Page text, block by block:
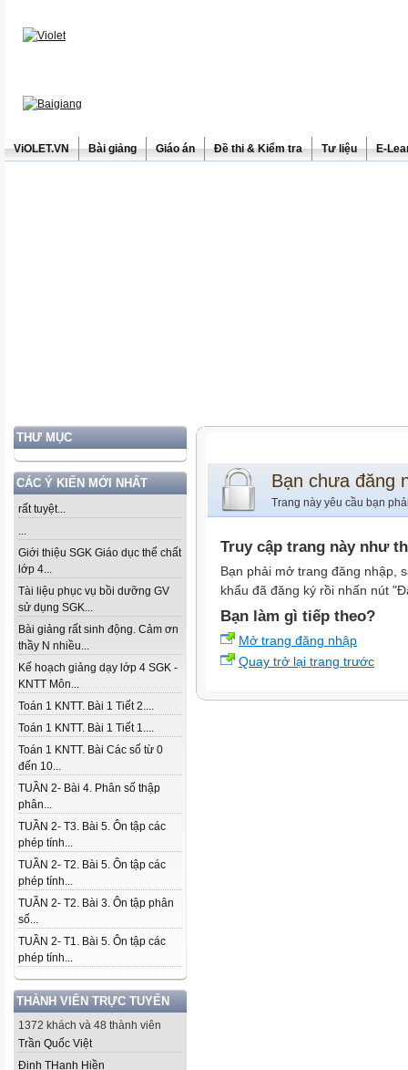
ViOLET.VN Bài giảng Giáo án Đề thi & Kiểm tra Tư liệu E-
THƯ MỤC
CÁC Ý KIẾN MỚI NHẤT
rất tuyệt...
...
Giới thiệu SGK Giáo dục thể chất
lớp 4...
Tài liệu phục vụ bồi dưỡng GV
sử dụng SGK...
Bài giảng rất sinh động. Cảm ơn
thầy N nhiều...
Kế hoạch giảng dạy lớp 4 SGK -
KNTT Môn...
Toán 1 KNTT. Bài 1 Tiết 2....
Toán 1 KNTT. Bài 1 Tiết 1....
Toán 1 KNTT. Bài Các số từ 0
đến 10...
TUẦN 2- Bài 4. Phân số thập
phân...
TUẦN 2- T3. Bài 5. Ôn tập các
phép tính...
TUẦN 2- T2. Bài 5. Ôn tập các
phép tính...
TUẦN 2- T2. Bài 3. Ôn tập phân
số...
TUẦN 2- T1. Bài 5. Ôn tập các
phép tính...
THÀNH VIÊN TRỰC TUYẾN
1372 khách và 48 thành viên
Trần Quốc Việt
Đinh THanh Hiền
Bạn chưa đăng
Trang này yêu cầu bạn
Truy cập trang này như
Bạn phải mở trang đăng nhập,
khẩu đã đăng ký rồi nhấn nút
Bạn làm gì tiếp theo?
Mở trang đăng nhập
Quay trở lại trang trước